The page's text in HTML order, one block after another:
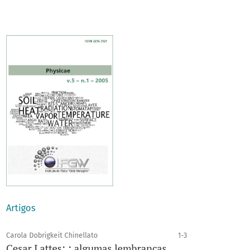
Artigos
Carola Dobrigkeit Chinellato 1-3